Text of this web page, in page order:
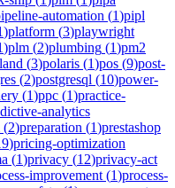
automation (1)pipl
)platform (3)playwright
)plm (2)plumbing (1)pm2
(3)polaris (1)pos (9)post-
(2)postgresql (10)power-
(1)ppc (1)practice-
analytics
(2)preparation (1)prestashop
)pricing-optimization
(1)privacy (12)privacy-act
improvement (1)process-